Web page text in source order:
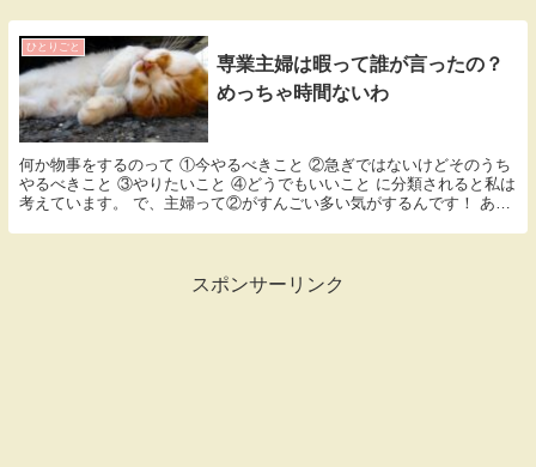
ひとりごと
専業主婦は暇って誰が言ったの？
めっちゃ時間ないわ
何か物事をするのって ①今やるべきこと ②急ぎではないけどそのうち
やるべきこと ③やりたいこと ④どうでもいいこと に分類されると私は
考えています。 で、主婦って②がすんごい多い気がするんです！ あ、
スポンサーリンク